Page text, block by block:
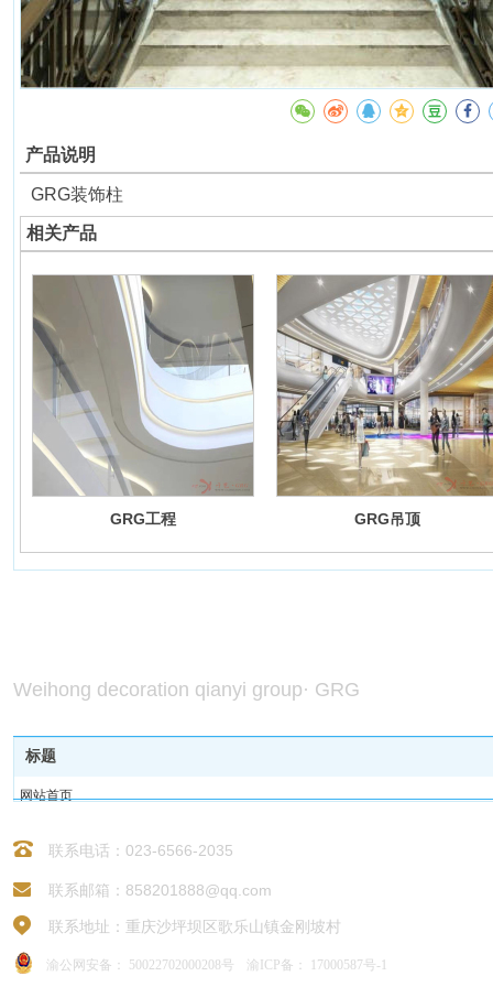
产品说明
GRG装饰柱
相关产品
GRG工程 GRG吊顶
标题
网站首页
应用案例
联系我们
Weihong decoration qianyi group· GRG
联系电话：023-6566-2035
联系邮箱：858201888@qq.com
联系地址： 重庆沙坪坝区歌乐山镇金刚坡村
渝公 网 安备： 50022702000208号 渝ICP备： 17000587号-1